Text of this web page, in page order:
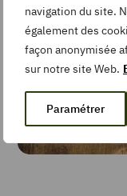
navigation du site.
également des
façon anonymisée
sur notre site Web.
Paramétrer